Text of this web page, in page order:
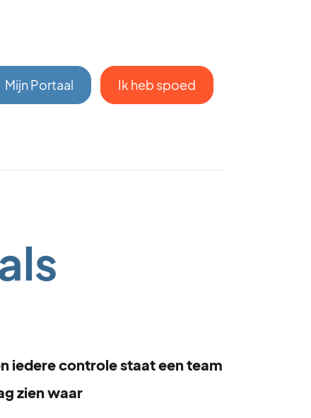
Mijn Portaal Ik heb spoed
iedere controle staat een team
zien waar